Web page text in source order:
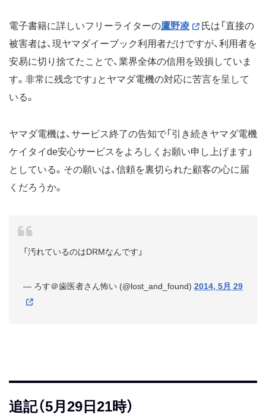
電子書籍に詳しいフリーライターの鷹野凌
氏は「直接の
被害者は、現ヤマダイーブック利用者だけですが、利用者を
安易に切り捨てたことで、業界全体の信用を毀損していま
す。非常に残念です」とヤマダ電機の対応に苦言を呈して
いる。
ヤマダ電機は、サービス終了の告知で「引き続きヤマダ電機
ケイタイde安心サービスをよろしくお願い申し上げます」
としている。その願いは、信頼を裏切られた顧客の心に届
くだろうか。
「汚れているのはDRMなんです」
— ろす＠歯医者さん怖い (@lost_and_found) 2014, 5月 29
追記（5月29日21時）